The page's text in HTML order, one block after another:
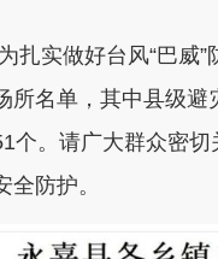
扎实做好台风“巴威
所名单，其中县级避
个。请广大群众密
防护。